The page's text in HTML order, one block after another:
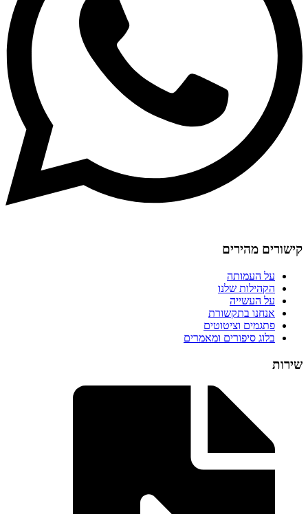
קישורים מהירים
על העמותה
הקהילות שלנו
על העשייה
אנחנו בתקשורת
פתגמים וציטוטים
בלוג סיפורים ומאמרים
שירות